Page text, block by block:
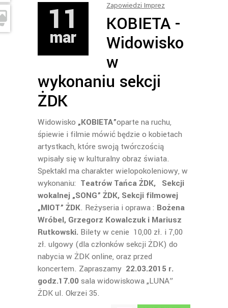
11
mar
Zapowiedzi Imprez
KOBIETA -
Widowisko
w
wykonaniu sekcji
ŻDK
Widowisko „KOBIETA”oparte na ruchu,
śpiewie i filmie mówić będzie o kobietach
artystkach, które swoją twórczością
wpisały się w kulturalny obraz świata.
Spektakl ma charakter wielopokoleniowy, w
wykonaniu: Teatrów Tańca ŻDK, Sekcji
wokalnej „SONG” ŻDK, Sekcji filmowej
„MIOT” ŻDK. Reżyseria i oprawa : Bożena
Wróbel, Grzegorz Kowalczuk i Mariusz
Rutkowski. Bilety w cenie 10,00 zł. i 7,00
zł. ulgowy (dla członków sekcji ŻDK) do
nabycia w ŻDK online, oraz przed
koncertem. Zapraszamy 22.03.2015 r.
godz.17.00sala widowiskowa „LUNA”
ŻDK ul. Okrzei 35.